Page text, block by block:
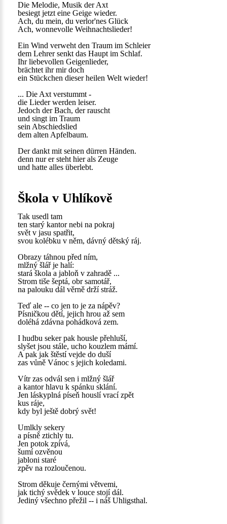
Die Melodie, Musik der Axt
besiegt jetzt eine Geige wieder.
Ach, du mein, du verlor'nes Glück
Ach, wonnevolle Weihnachtslieder!
Ein Wind verweht den Traum im Schleier
dem Lehrer senkt das Haupt im Schlaf.
Ihr liebevollen Geigenlieder,
brächtet ihr mir doch
ein Stückchen dieser heilen Welt wieder!
... Die Axt verstummt -
die Lieder werden leiser.
Jedoch der Bach, der rauscht
und singt im Traum
sein Abschiedslied
dem alten Apfelbaum.
Der dankt mit seinen dürren Händen.
denn nur er steht hier als Zeuge
und hatte alles überlebt.
Škola v Uhlíkově
Tak usedl tam
ten starý kantor nebi na pokraj
svět v jasu spatřit,
svou kolébku v něm, dávný dětský ráj.
Obrazy táhnou před ním,
mlžný šlář je halí:
stará škola a jabloň v zahradě ...
Strom tiše šeptá, obr samotář,
na palouku dál věrně drží stráž.
Teď ale -- co jen to je za nápěv?
Písničkou dětí, jejich hrou až sem
doléhá zdávna pohádková zem.
I hudbu seker pak housle přehluší,
slyšet jsou stále, ucho kouzlem mámí.
A pak jak štěstí vejde do duší
zas vůně Vánoc s jejich koledami.
Vítr zas odvál sen i mlžný šlář
a kantor hlavu k spánku sklání.
Jen láskyplná píseň houslí vrací zpět
kus ráje,
kdy byl ještě dobrý svět!
Umlkly sekery
a písně ztichly tu.
Jen potok zpívá,
šumí ozvěnou
jabloni staré
zpěv na rozloučenou.
Strom děkuje černými větvemi,
jak tichý svědek v louce stojí dál.
Jediný všechno přežil -- i náš Uhligsthal.